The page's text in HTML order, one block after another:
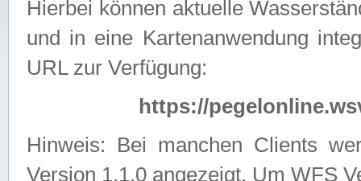
Hierbei können aktuelle
und in eine Kartenanwendung
URL zur Verfügung:
https://
Hinweis: Bei manchen Clients
Version 1.1.0 angezeigt. Um WFS